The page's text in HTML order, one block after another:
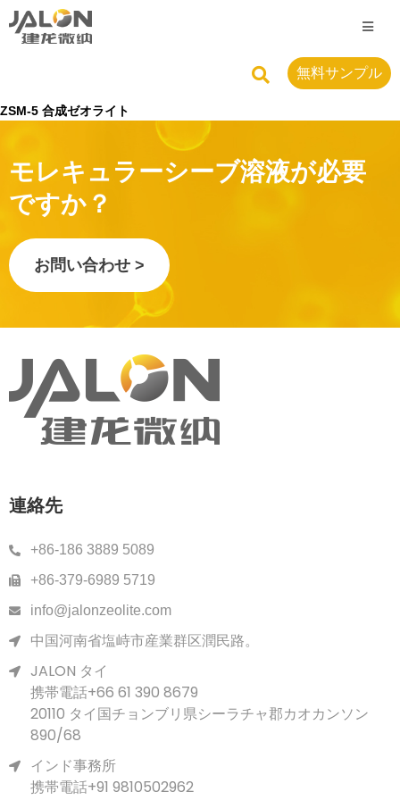
無料サンプル
ZSM-5 合成ゼオライト
モレキュラーシーブ溶液が必要
ですか？
お問い合わせ >
連絡先
+86-186 3889 5089
+86-379-6989 5719
info@jalonzeolite.com
中国河南省塩峙市産業群区潤民路。
JALON タイ
携帯電話+66 61 390 8679
20110 タイ国チョンブリ県シーラチャ郡カオカンソン
890/68
インド事務所
携帯電話+91 9810502962